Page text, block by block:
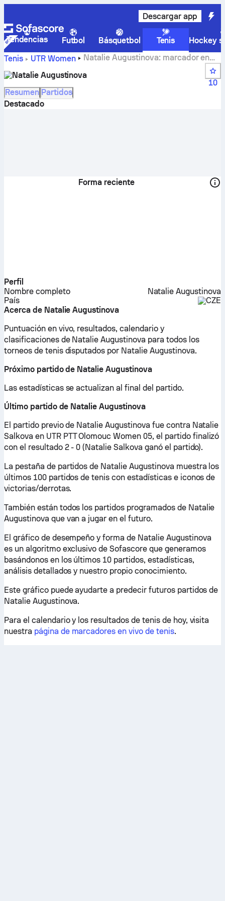
Descargar app
Tendencias Futbol Básquetbol Tenis
Hockey
Tenis
UTR Women
Natalie Augustinova: marcador en
Natalie Augustinova
10
Resumen Partidos
Destacado
Forma reciente
Perfil
Nombre completo
Natalie Augustinova
País
CZE
Acerca de Natalie Augustinova
Puntuación en vivo, resultados, calendario y
clasificaciones de Natalie Augustinova para todos los
torneos de tenis disputados por Natalie Augustinova.
Próximo partido de Natalie Augustinova
Las estadísticas se actualizan al final del partido.
Último partido de Natalie Augustinova
El partido previo de Natalie Augustinova fue contra Natalie
Salkova en UTR PTT Olomouc Women 05, el partido finalizó
con el resultado 2 - 0 (Natalie Salkova ganó el partido).
La pestaña de partidos de Natalie Augustinova muestra los
últimos 100 partidos de tenis con estadísticas e iconos de
victorias/derrotas.
También están todos los partidos programados de Natalie
Augustinova que van a jugar en el futuro.
El gráfico de desempeño y forma de Natalie Augustinova
es un algoritmo exclusivo de Sofascore que generamos
basándonos en los últimos 10 partidos, estadísticas,
análisis detallados y nuestro propio conocimiento.
Este gráfico puede ayudarte a predecir futuros partidos de
Natalie Augustinova.
Para el calendario y los resultados de tenis de hoy, visita
nuestra página de marcadores en vivo de tenis.